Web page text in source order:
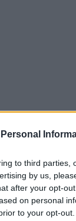
to third parties,
by us,
after your opt-
on personal
to your opt-
50
Jeho stavbu